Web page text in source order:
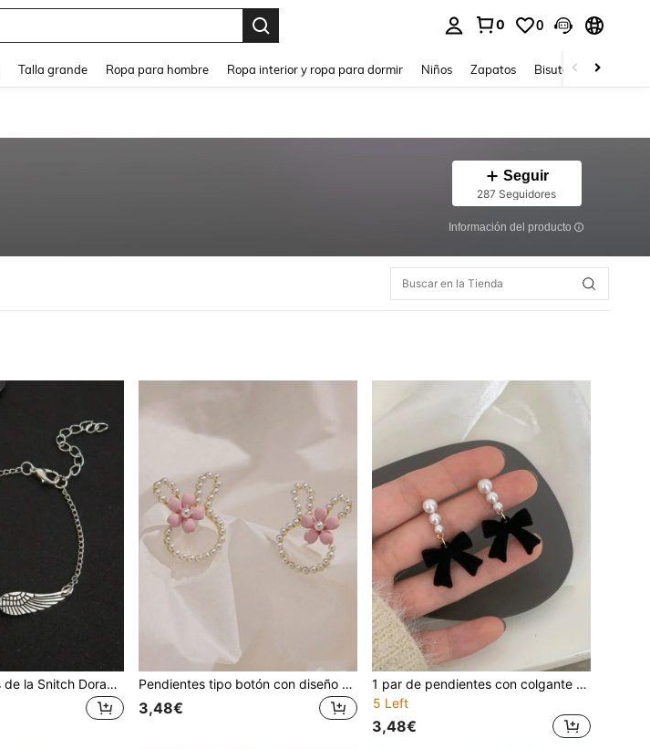
0 0
Talla grande Ropa para hombre Ropa interior y ropa para dormir Niños Zapatos Bisutería Y
Seguir
287 Seguidores
Información del producto
Pulsera con alas de la Snitch Dorada - Joya apilable con dije de la lechuza Hedwig hecha a mano, regalo para fans, estilo Animales Fantásticos Pendientes tipo botón con diseño de conejo precioso: hechos de aleación bañada en oro, perlas falsas y flores. Hipoalergénicos, regalo ideal para fiestas, cumpleaños, graduaciones y aniversarios para chicas mayores de 15 años
3,48€
1 par de pendientes con colgante de lazo de perlas falsas para niñas, adecuado para banquetes, fiestas y accesorios de eventos
5 Left
3,48€